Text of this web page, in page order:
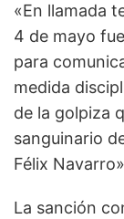
«En llamada
4 de mayo
para
medida
de la golpiza
sanguinario
Félix
La sanción